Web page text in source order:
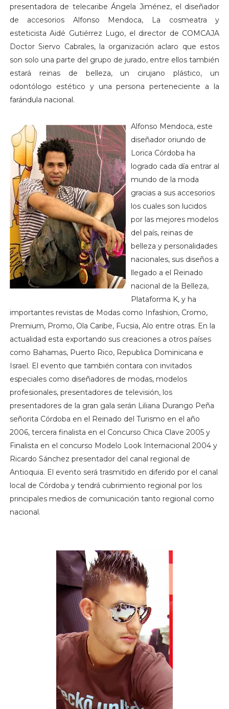
presentadora de telecaribe Ángela Jiménez, el diseñador
de accesorios Alfonso Mendoca, La cosmeatra y
esteticista Aidé Gutiérrez Lugo, el director de COMCAJA
Doctor Siervo Cabrales, la organización aclaro que estos
son solo una parte del grupo de jurado, entre ellos también
estará reinas de belleza, un cirujano plástico, un
odontólogo estético y una persona perteneciente a la
farándula nacional.
Alfonso Mendoca, este
diseñador oriundo de
Lorica Córdoba ha
logrado cada día entrar al
mundo de la moda
gracias a sus accesorios
los cuales son lucidos
por las mejores modelos
del país, reinas de
belleza y personalidades
nacionales, sus diseños a
llegado a el Reinado
nacional de la Belleza,
Plataforma K, y ha
importantes revistas de Modas como Infashion, Cromo,
Premium, Promo, Ola Caribe, Fucsia, Alo entre otras. En la
actualidad esta exportando sus creaciones a otros países
como Bahamas, Puerto Rico, Republica Dominicana e
Israel. El evento que también contara con invitados
especiales como diseñadores de modas, modelos
profesionales, presentadores de televisión, los
presentadores de la gran gala serán Liliana Durango Peña
señorita Córdoba en el Reinado del Turismo en el año
2006, tercera finalista en el Concurso Chica Clave 2005 y
Finalista en el concurso Modelo Look Internacional 2004 y
Ricardo Sánchez presentador del canal regional de
Antioquia. El evento será trasmitido en diferido por el canal
local de Córdoba y tendrá cubrimiento regional por los
principales medios de comunicación tanto regional como
nacional.